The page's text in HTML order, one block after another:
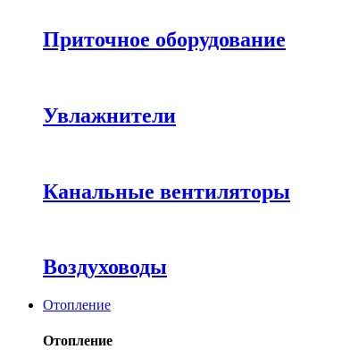
Приточное оборудование
Увлажнители
Канальные вентиляторы
Воздуховоды
Отопление
Отопление